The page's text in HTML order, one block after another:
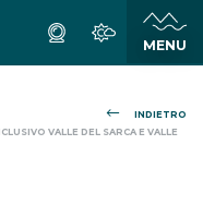
INDIETRO
VALLE DEL SARCA E VALLE